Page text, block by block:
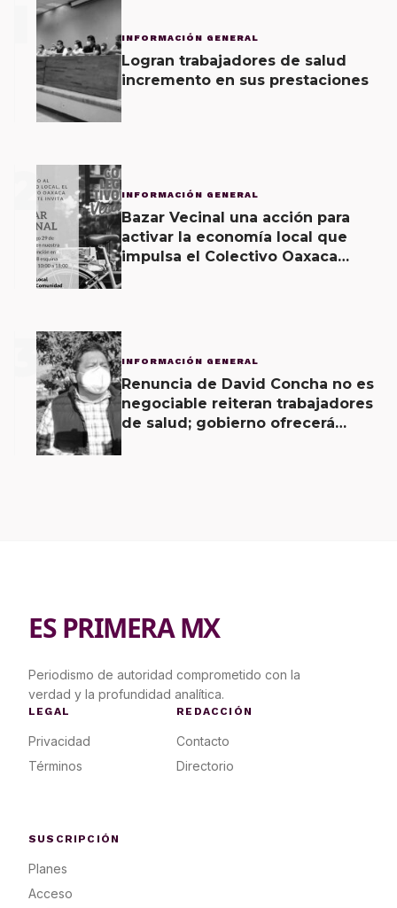
INFORMACIÓN GENERAL
Logran trabajadores de salud
incremento en sus prestaciones
2 INFORMACIÓN GENERAL
Bazar Vecinal una acción para
activar la economía local que
impulsa el Colectivo Oaxaca
3 INFORMACIÓN GENERAL
Renuncia de David Concha no es
negociable reiteran trabajadores
de salud; gobierno ofrecerá
ES PRIMERA MX
Periodismo de autoridad comprometido con la
verdad y la profundidad analítica.
LEGAL
Privacidad
Términos
REDACCIÓN
Contacto
Directorio
SUSCRIPCIÓN
Planes
Acceso